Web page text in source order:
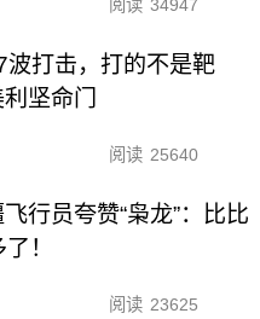
阅读 34947
波打击，打的不是靶
坚命门
阅读 25640
行员夸赞“枭龙”：比比
！
阅读 23625